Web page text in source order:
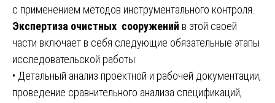
с применением методов инструментального контроля.
Экспертиза очистных сооружений в этой своей
части включает в себя следующие обязательные этапы
исследовательской работы:
• Детальный анализ проектной и рабочей документации,
проведение сравнительного анализа спецификаций,